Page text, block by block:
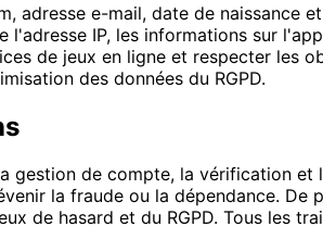
adresse e-mail, date de naissance
l'adresse IP, les informations sur
de jeux en ligne et respecter les
des données du RGPD.
gestion de compte, la vérification
la fraude ou la dépendance.
de hasard et du RGPD. Tous les